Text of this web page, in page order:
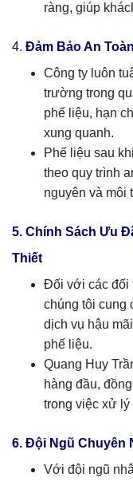
ràng, giúp
4. Đảm Bảo An
Công ty luôn
trường trong
phế liệu, hạn
xung quanh.
Phế liệu sau
theo quy trình
nguyên và môi
5. Chính Sách Ưu
Thiết
Đối với các đối
chúng tôi cung
dịch vụ hậu
phế liệu.
Quang Huy
hàng đầu,
trong việc xử lý
6. Đội Ngũ Chuyên
Với đội ngũ